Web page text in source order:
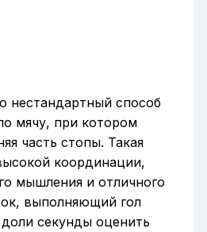
нестандартный способ
мячу, при котором
часть стопы. Такая
координации,
мышления и отличного
выполняющий гол
секунды оценить